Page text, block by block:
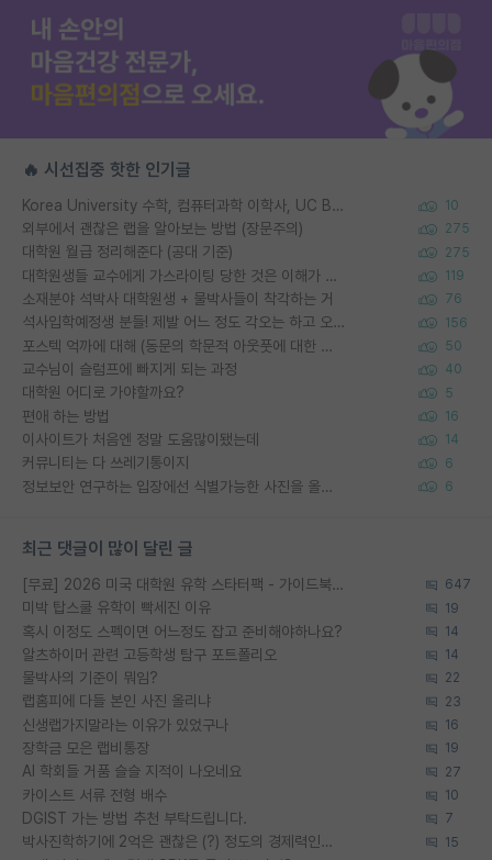
🔥 시선집중 핫한 인기글
Korea University 수학, 컴퓨터과학 이학사, UC Berkeley 산업공학 대학원 공학박사가 되는 것은 쉽지 않겠죠? 10
외부에서 괜찮은 랩을 알아보는 방법 (장문주의) 275
대학원 월급 정리해준다 (공대 기준) 275
대학원생들 교수에게 가스라이팅 당한 것은 이해가 갑니다. 안타깝네요. 119
소재분야 석박사 대학원생 + 물박사들이 착각하는 거 76
석사입학예정생 분들! 제발 어느 정도 각오는 하고 오세요. 156
포스텍 억까에 대해 (동문의 학문적 아웃풋에 대한 반박) 50
교수님이 슬럼프에 빠지게 되는 과정 40
대학원 어디로 가야할까요? 5
편애 하는 방법 16
이사이트가 처음엔 정말 도움많이됐는데 14
커뮤니티는 다 쓰레기통이지 6
정보보안 연구하는 입장에선 식별가능한 사진을 올리는건 비추이긴함 6
최근 댓글이 많이 달린 글
[무료] 2026 미국 대학원 유학 스타터팩 - 가이드북 & 합격자 컨택메일 템플릿 647
미박 탑스쿨 유학이 빡세진 이유 19
혹시 이정도 스펙이면 어느정도 잡고 준비해야하나요? 14
알츠하이머 관련 고등학생 탐구 포트폴리오 14
물박사의 기준이 뭐임? 22
랩홈피에 다들 본인 사진 올리냐 23
신생랩가지말라는 이유가 있었구나 16
장학금 모은 랩비통장 19
AI 학회들 거품 슬슬 지적이 나오네요 27
카이스트 서류 전형 배수 10
DGIST 가는 방법 추천 부탁드립니다. 7
박사진학하기에 2억은 괜찮은 (?) 정도의 경제력인가요 15